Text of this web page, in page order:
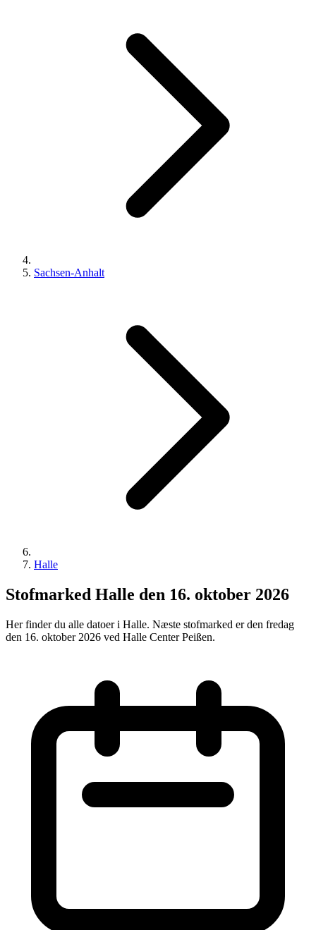
Sachsen-Anhalt
Halle
Stofmarked Halle den 16. oktober 2026
Her finder du alle datoer i Halle. Næste stofmarked er den fredag
den 16. oktober 2026 ved Halle Center Peißen.